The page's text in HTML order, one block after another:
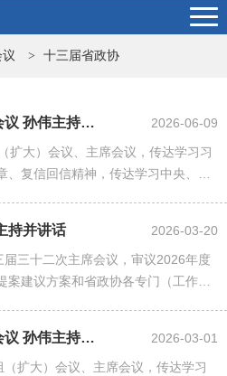
> 十三届省政协
省政协召开党组会议主席会议 孙伟主持并讲话
2026-06-09
扩大）会议、主席会议，传达学习习
复信回信精神，传达学习中央、省
持并讲话
2026-03-20
三十二次主席会议，审议2026年度
建议方案和省政协各专门（工作）
省政协召开党组会议主席会议 孙伟主持并讲话
2026-03-01
扩大）会议、主席会议，传达学习